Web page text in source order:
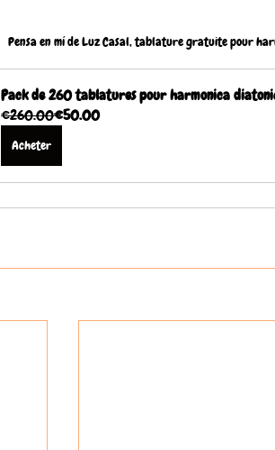
Pensa en mí de Luz Casal, tablature gratuite pour
Pack de 260 tablatures pour harmonica
€260.00€50.00
Acheter